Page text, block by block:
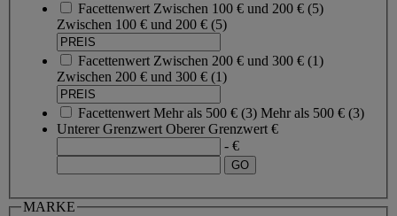
Facettenwert Zwischen 100 € und 200 € (5)
Zwischen 100 € und 200 € (5)
Facettenwert Zwischen 200 € und 300 € (1)
Zwischen 200 € und 300 € (1)
Facettenwert Mehr als 500 € (3) Mehr als 500 € (3)
Unterer Grenzwert Oberer Grenzwert €
- €
MARKE